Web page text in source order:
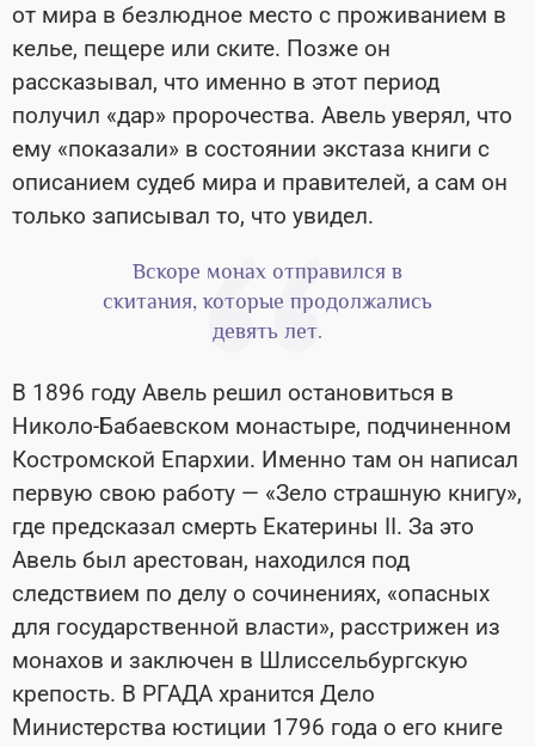
от мира в безлюдное место с проживанием в
келье, пещере или ските. Позже он
рассказывал, что именно в этот период
получил «дар» пророчества. Авель уверял, что
ему «показали» в состоянии экстаза книги с
описанием судеб мира и правителей, а сам он
только записывал то, что увидел.
Вскоре монах отправился в
скитания, которые продолжались
девять лет.
В 1896 году Авель решил остановиться в
Николо-Бабаевском монастыре, подчиненном
Костромской Епархии. Именно там он написал
первую свою работу — «Зело страшную книгу»,
где предсказал смерть Екатерины II. За это
Авель был арестован, находился под
следствием по делу о сочинениях, «опасных
для государственной власти», расстрижен из
монахов и заключен в Шлиссельбургскую
крепость. В РГАДА хранится Дело
Министерства юстиции 1796 года о его книге